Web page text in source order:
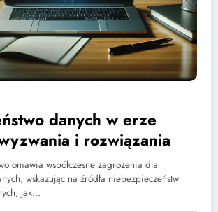
danych w erze
i rozwiązania
omawia współczesne zagrożenia dla
wskazując na źródła niebezpieczeństw
jak…